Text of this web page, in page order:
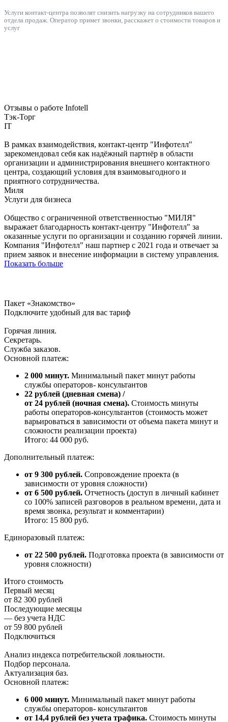
Услуги контакт-центра позволят снизить нагрузку на сотрудников вашего
отдела продаж. Оператор примет звонки, расскажет о стоимости товаров и
услуг
Отзывы о работе Infotell
Тэк-Торг
IT
В рамках взаимодействия, контакт-центр "Инфотелл"
зарекомендовал себя как надёжный партнёр в области
организации и администрирования внешнего контактного
центра, создающий условия для взаимовыгодного и
приятного сотрудничества.
Миля
Услуги для бизнеса
Общество с ограниченной ответственностью "МИЛЯ"
выражает благодарность контакт-центру "Инфотелл" за
оказанные услуги по организации и созданию горячей линии.
Компания "Инфотелл" наш партнер с 2021 года и отвечает за
прием заявок и внесение информации в систему управления.
Показать больше
Пакет «Знакомство»
Подключите удобный для вас тариф
Горячая линия.
Секретарь.
Служба заказов.
Основной платеж:
2 000 минут. Минимальный пакет минут работы
службы операторов- консультантов
22 рублей (дневная смена) /
от 24 рублей (ночная смена). Стоимость минуты
работы операторов-консультантов (стоимость может
варьироваться в зависимости от объема пакета минут и
сложности реализации проекта)
Итого: 44 000 руб.
Дополнительный платеж:
от 9 300 рублей. Сопровождение проекта (в
зависимости от уровня сложности)
от 6 500 рублей. Отчетность (доступ в личный кабинет
со 100% записей разговоров в реальном времени, дата и
время звонка, результат и комментарии)
Итого: 15 800 руб.
Единоразовый платеж:
от 22 500 рублей. Подготовка проекта (в зависимости от
уровня сложности)
Итого стоимость
Первый месяц
от 82 300 рублей
Последующие месяцы
— без учета НДС
от 59 800 рублей
Подключиться
Анализ индекса потребительской лояльности.
Подбор персонала.
Актуализация баз.
Основной платеж:
6 000 минут. Минимальный пакет минут работы
службы операторов- консультантов
от 14,4 рублей без учета трафика. Стоимость минуты